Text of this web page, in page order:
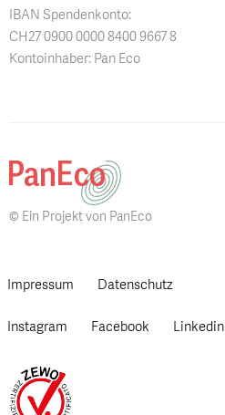
IBAN Spendenkonto:
CH27 0900 0000 8400 9667 8
Kontoinhaber: Pan Eco
© Ein Projekt von PanEco
Impressum Datenschutz
Instagram Facebook Linkedin